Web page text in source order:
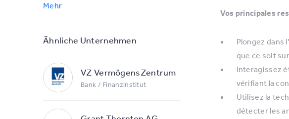
Mehr
Ähnliche Unternehmen
VZ VermögensZentrum
Bank / Finanzinstitut
Vos principales
Plongez dans
que ce soit
Interagissez
vérifiant la
Utilisez la
détecter les